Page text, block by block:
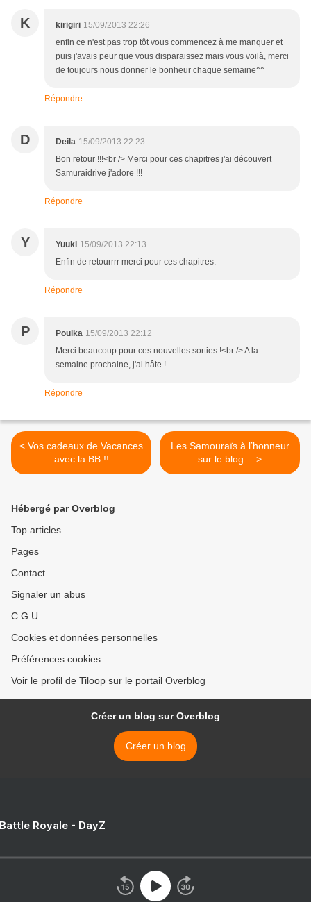
K kirigiri 15/09/2013 22:26
enfin ce n'est pas trop tôt vous commencez à me manquer et
puis j'avais peur que vous disparaissez mais vous voilà, merci
de toujours nous donner le bonheur chaque semaine^^
Répondre
D Deila 15/09/2013 22:23
Bon retour !!!<br /> Merci pour ces chapitres j'ai découvert
Samuraidrive j'adore !!!
Répondre
Y Yuuki 15/09/2013 22:13
Enfin de retourrrr merci pour ces chapitres.
Répondre
P Pouika 15/09/2013 22:12
Merci beaucoup pour ces nouvelles sorties !<br /> A la
semaine prochaine, j'ai hâte !
Répondre
< Vos cadeaux de Vacances
avec la BB !!
Les Samouraïs à l’honneur
sur le blog… >
Hébergé par Overblog
Top articles
Pages
Contact
Signaler un abus
C.G.U.
Cookies et données personnelles
Préférences cookies
Voir le profil de Tiloop sur le portail Overblog
Créer un blog sur Overblog
Créer un blog
Royale - DayZ